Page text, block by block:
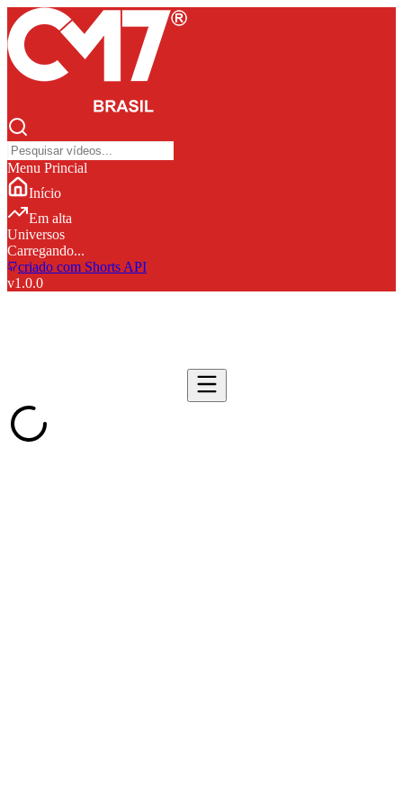
Menu Princial
Início
Em alta
Universos
Carregando...
criado com Shorts API
v1.0.0